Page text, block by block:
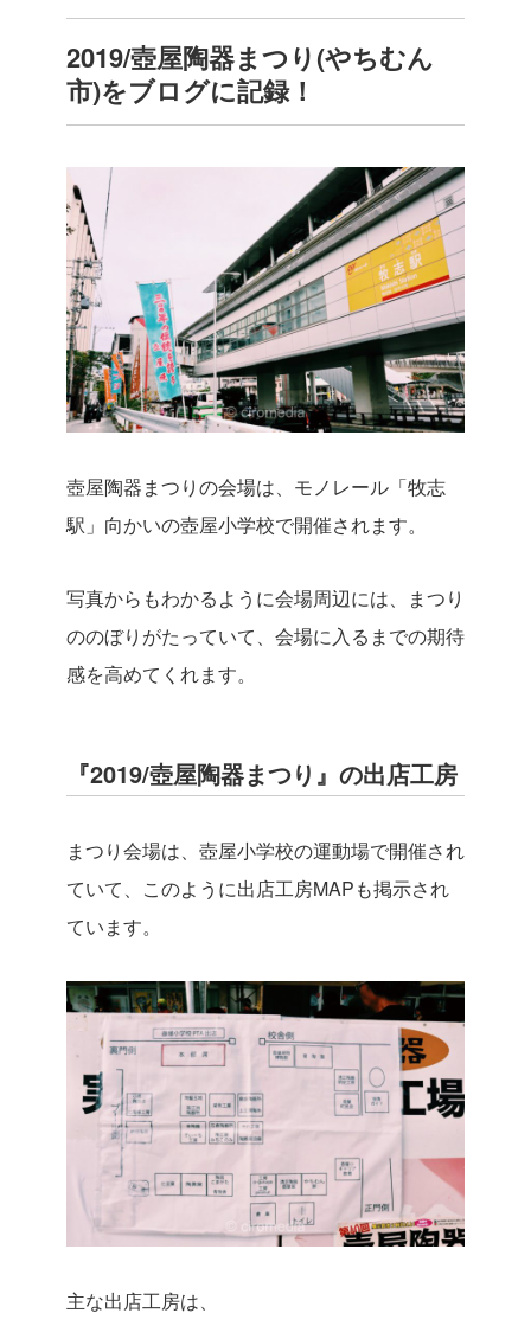
2019/壺屋陶器まつり(やちむん
市)をブログに記録！
壺屋陶器まつりの会場は、モノレール「牧志
駅」向かいの壺屋小学校で開催されます。
写真からもわかるように会場周辺には、まつり
ののぼりがたっていて、会場に入るまでの期待
感を高めてくれます。
『2019/壺屋陶器まつり 』 の出店工房
まつり会場は、壺屋小学校の運動場で開催され
ていて、このように出店工房MAPも掲示され
ています。
主な出店工房は、